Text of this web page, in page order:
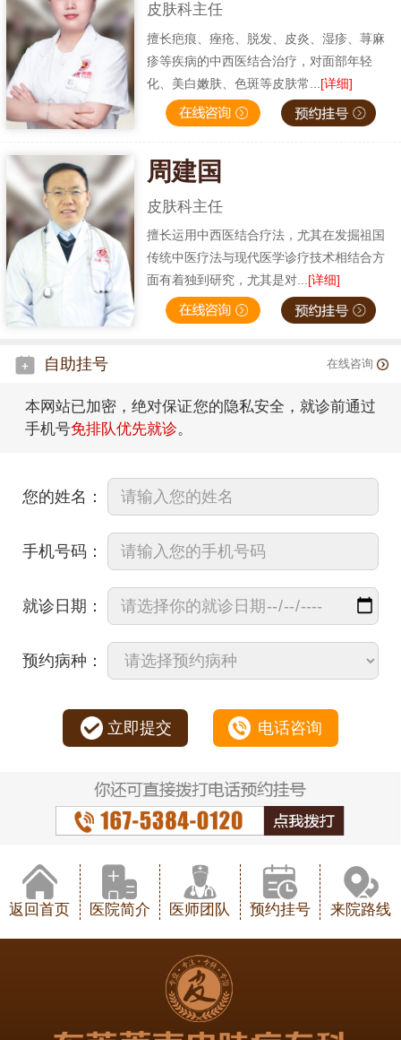
皮肤科主任
擅长疤痕、痤疮、脱发、皮炎、湿疹、荨麻
疹等疾病的中西医结合治疗，对面部年轻
化、美白嫩肤、色斑等皮肤常... [详细]
周建国
皮肤科主任
擅长运用中西医结合疗法，尤其在发掘祖国
传统中医疗法与现代医学诊疗技术相结合方
面有着独到研究，尤其是对...[详细]
自助挂号 在线咨询
本网站已加密，绝对保证您的隐私安全，就诊前通过
手机号免排队优先就诊。
您的姓名：
手机号码：
就诊日期：
预约病种：
立即提交 电话咨询
返回首页 医院简介 医师团队 预约挂号 来院路线